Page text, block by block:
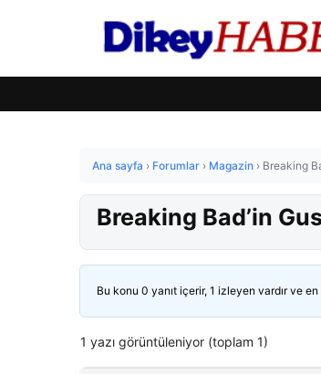
Ana sayfa › Forumlar › Magazin › Breaking
Breaking Bad’in
Bu konu 0 yanıt içerir, 1 izleyen vardır ve en
1 yazı görüntüleniyor (toplam 1)